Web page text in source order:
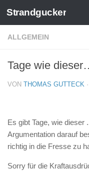
Zum Inhalt springen
Strandgucker
ALLGEMEIN
Tage wie
VON THOMAS GUTTECK ·
Es gibt Tage, wie dieser
Argumentation darauf
richtig in die Fresse zu
Sorry für die